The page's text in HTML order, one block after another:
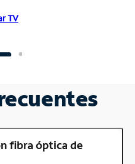
TV
fibra óptica de